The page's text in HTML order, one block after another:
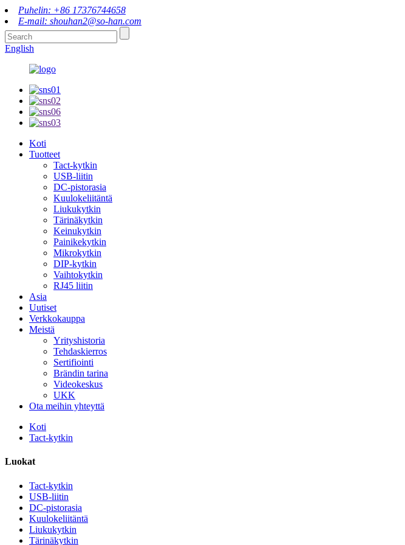
Puhelin: +86 17376744658
E-mail: shouhan2@so-han.com
English
Koti
Tuotteet
Tact-kytkin
USB-liitin
DC-pistorasia
Kuulokeliitäntä
Liukukytkin
Tärinäkytkin
Keinukytkin
Painikekytkin
Mikrokytkin
DIP-kytkin
Vaihtokytkin
RJ45 liitin
Asia
Uutiset
Verkkokauppa
Meistä
Yrityshistoria
Tehdaskierros
Sertifiointi
Brändin tarina
Videokeskus
UKK
Ota meihin yhteyttä
Koti
Tact-kytkin
Luokat
Tact-kytkin
USB-liitin
DC-pistorasia
Kuulokeliitäntä
Liukukytkin
Tärinäkytkin